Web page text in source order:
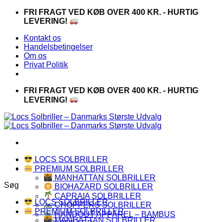
FortsætFRI FRAGT VED KØB OVER 400 KR. - HURTIG
LEVERING!
Kontakt os
Handelsbetingelser
Om os
Privat Politik
FRI FRAGT VED KØB OVER 400 KR. - HURTIG
LEVERING!
LOCS SOLBRILLER
PREMIUM SOLBRILLER
MANHATTAN SOLBRILLER
BIOHAZARD SOLBRILLER
CAPRAIA SOLBRILLER
CHOPPERS SOLBRILLER
HANDOUT APPAREL – BAMBUS
Søg
LOCS SOLBRILLER
PREMIUM SOLBRILLER
MANHATTAN SOLBRILLER